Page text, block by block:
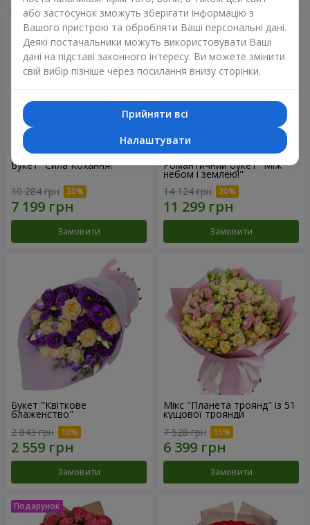
Букет "Сила Кохання!"
10 284 грн
Замовити
Романтичний букет "Між
небом і землею!"
14 124 грн
Замовити
Букет "Квіткове
блаженство"
2 843 грн
Замовити
Мікс "Планета троянд" із 51
кущової троянди
7 528 грн
Замовити
або застосунок зможуть зберігати інформацію з
Вашого пристрою та обробляти Ваші персональні дані.
Деякі постачальники можуть використовувати Ваші
дані на підставі законного інтересу. Ви можете змінити
свій вибір пізніше через посилання внизу сторінки.
Прийняти всі
Налаштувати